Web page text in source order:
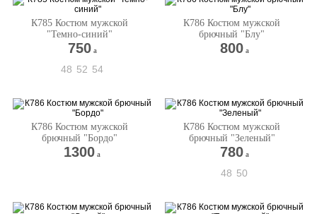
К785 Костюм мужской
"Темно-синий"
750 a
48 52 54
К786 Костюм мужской
брючный "Блу"
800 a
К786 Костюм мужской
брючный "Бордо"
1300 a
К786 Костюм мужской
брючный "Зеленый"
780 a
48 50